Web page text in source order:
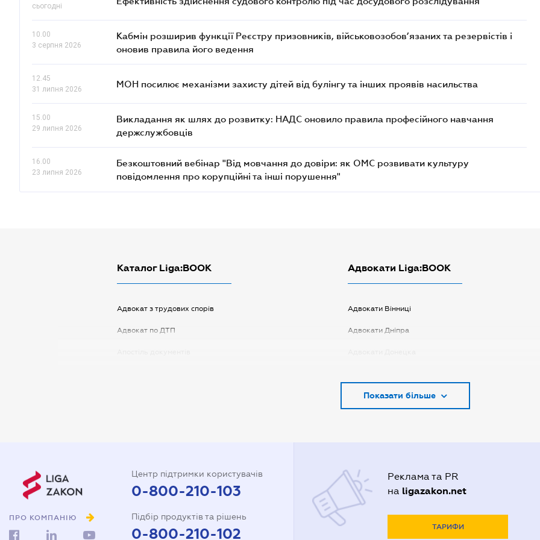
сьогодні
10.00
3 серпня 2026
Кабмін розширив функції Реєстру призовників, військовозобов’язаних та резервістів і
оновив правила його ведення
12.45
31 липня 2026
МОН посилює механізми захисту дітей від булінгу та інших проявів насильства
15.00
29 липня 2026
Викладання як шлях до розвитку: НАДС оновило правила професійного навчання
держслужбовців
16.00
23 липня 2026
Безкоштовний вебінар "Від мовчання до довіри: як ОМС розвивати культуру
повідомлення про корупційні та інші порушення"
Каталог Liga:BOOK
Адвокат з трудових спорів
Адвокат по ДТП
інтересів в суді
Довіреність на реєстрацію
Адвокати Liga:BOOK
Адвокати Вінниці
Адвокати Дніпра
Адвокати Києва
Адвокати Полтави
Адвокати Харькова
Адвокаты Кривого Рогу
Показати більше
ПРО КОМПАНІЮ
Центр підтримки користувачів
0-800-210-103
Підбір продуктів та рішень
0-800-210-102
Реклама та PR
на ligazakon.net
ТАРИФИ